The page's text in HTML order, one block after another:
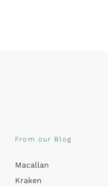
From our Blog
Macallan
Kraken